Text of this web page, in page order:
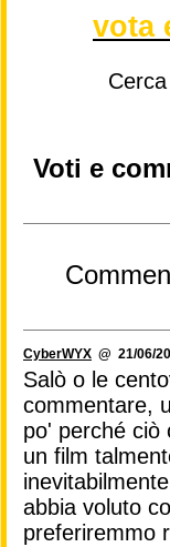
vota
Voti e
CyberWYX @ 21/06/
Salò o le
commentare,
po' perché ciò
un film
abbia voluto
preferiremmo